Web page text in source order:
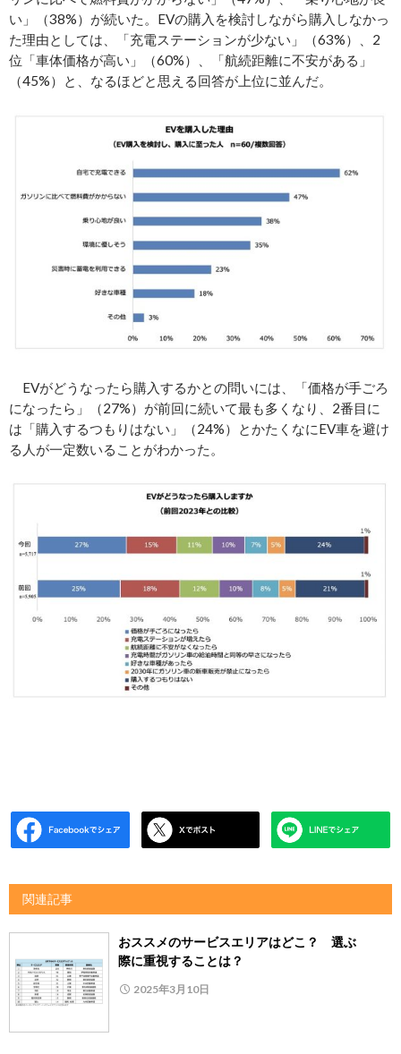
い」（38%）が続いた。EVの購入を検討しながら購入しなかっ
た理由としては、「充電ステーションが少ない」（63%）、2
位「車体価格が高い」（60%）、「航続距離に不安がある」
（45%）と、なるほどと思える回答が上位に並んだ。
EVがどうなったら購入するかとの問いには、「価格が手ごろ
になったら」（27%）が前回に続いて最も多くなり、2番目に
は「購入するつもりはない」（24%）とかたくなにEV車を避け
る人が一定数いることがわかった。
関連記事
おススメのサービスエリアはどこ？ 選ぶ
際に重視することは？
2025年3月10日